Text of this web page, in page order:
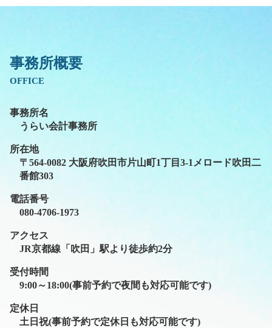
事務所概要
OFFICE
事務所名
うらい会計事務所
所在地
〒564-0082 大阪府吹田市片山町1丁目3-1メロード吹田二
番館303
電話番号
080-4706-1973
アクセス
JR京都線「吹田」駅より徒歩約2分
受付時間
9:00～18:00(事前予約で夜間も対応可能です)
定休日
土日祝(事前予約で定休日も対応可能です)